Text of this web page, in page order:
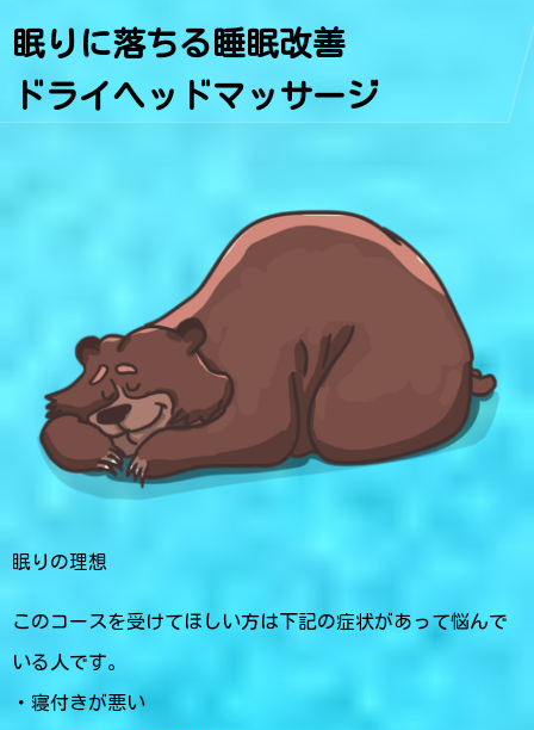
眠りに落ちる睡眠改善
ドライヘッドマッサージ
眠りの理想
このコースを受けてほしい方は下記の症状があって悩んで
いる人です。
・寝付きが悪い